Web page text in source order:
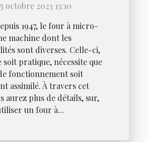
octobre 2023 13:10
1947, le four à micro-
machine dont les
sont diverses. Celle-ci,
soit pratique, nécessite que
fonctionnement soit
assimilé. À travers cet
aurez plus de détails, sur,
un four à...